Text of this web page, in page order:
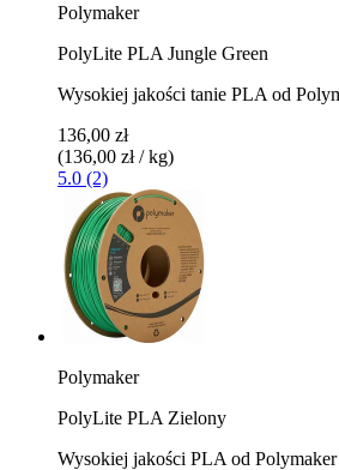
Polymaker
PolyLite PLA Jungle Green
Wysokiej jakości tanie PLA od
136,00 zł
(136,00 zł / kg)
5.0 (2)
Polymaker
PolyLite PLA Zielony
Wysokiej jakości PLA od